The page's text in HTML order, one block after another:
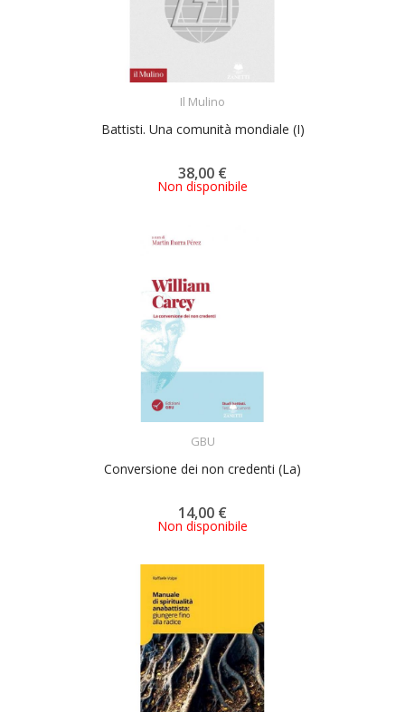
Il Mulino
Battisti. Una comunità mondiale (I)
38,00 €
Non disponibile
GBU
Conversione dei non credenti (La)
14,00 €
Non disponibile